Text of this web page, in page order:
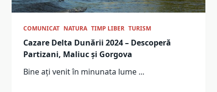
COMUNICAT NATURA TIMP LIBER TURISM
Cazare Delta Dunării 2024 – Descoperă
Partizani, Maliuc și Gorgova
Bine ați venit în minunata lume ...